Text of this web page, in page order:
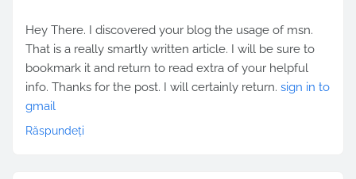
Hey There. I discovered your blog the usage of msn.
That is a really smartly written article. I will be sure to
bookmark it and return to read extra of your helpful
info. Thanks for the post. I will certainly return. sign in to
gmail
Răspundeți